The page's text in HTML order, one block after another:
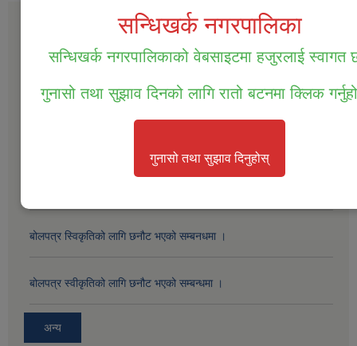
सार्वजनिक खरीद / बोलपत्र सूचना
सम्पत्ति तथा जिन्सी मालसामान लिलाम विक्रिको लागि बोलपत्र आव्हानको सूचना
बोलपत्र स्विकृतिको लागि छनौट भएको सम्बनधमा ।
बोलपत्र स्वीकृतिको लागि छनौट भएको सम्बन्धमा ।
अन्य
सन्धिखर्क नगरपालिका
सन्धिखर्क नगरपालिकाको वेबसाइटमा हजुरलाई स्वागत
गुनासो तथा सुझाव दिनको लागि रातो बटनमा क्लिक
गुनासो तथा सुझाव दिनुहोस्